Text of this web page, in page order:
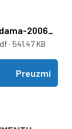
2006_
· 541.47 KB
Preuzmi